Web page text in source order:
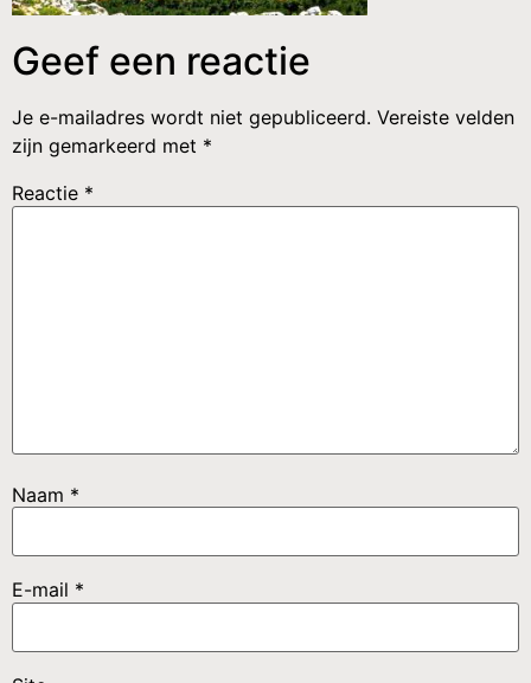
Geef een reactie
Je e-mailadres wordt niet gepubliceerd. Vereiste velden
zijn gemarkeerd met *
Reactie *
Naam *
E-mail *